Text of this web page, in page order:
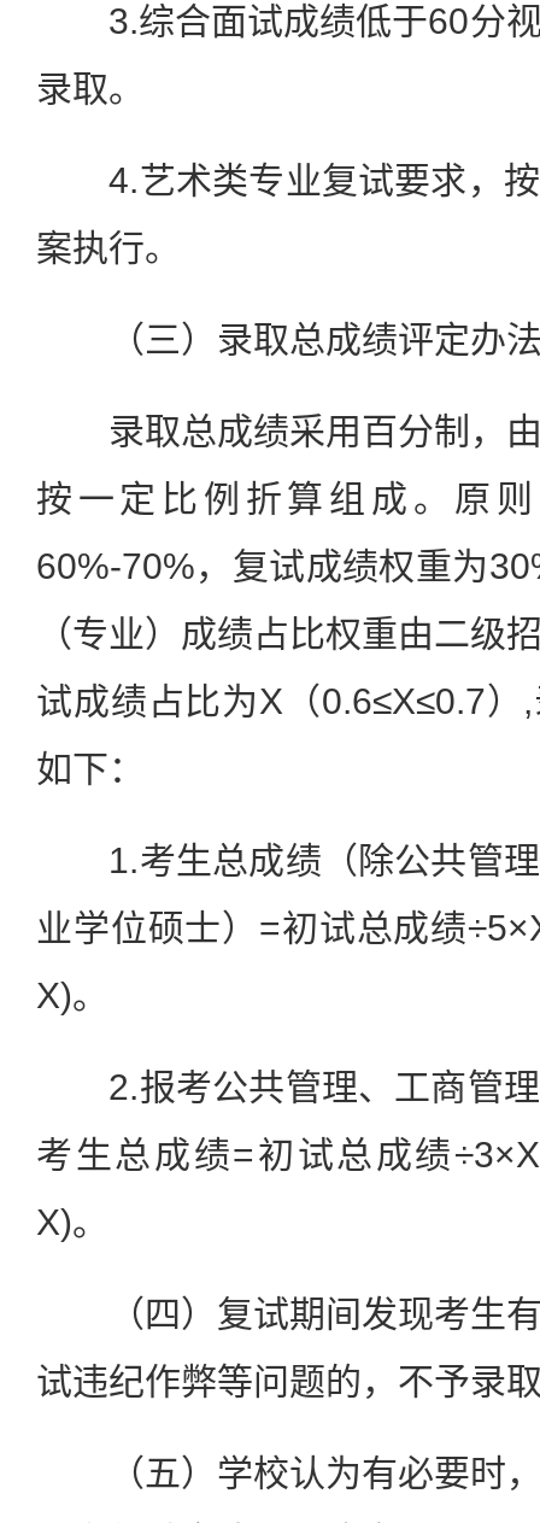
3.综合面试成绩低于60分视
录取。
4.艺术类专业复试要求，按
案执行。
（三）录取总成绩评定办
录取总成绩采用百分制，由
按一定比例折算组成。原
60%-70%，复试成绩权重为
（专业）成绩占比权重由二级
试成绩占比为X（0.6≤X≤0.7
如下：
1.考生总成绩（除公共管理
业学位硕士）=初试总成绩
X)。
2.报考公共管理、工商管理
考生总成绩=初试总成绩
X)。
（四）复试期间发现考生有
试违纪作弊等问题的，不予录
（五）学校认为有必要时，